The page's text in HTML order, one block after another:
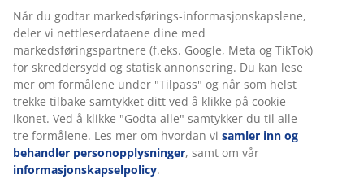
åpen
Når du godtar markedsførings-informasjonskapslene,
deler vi nettleserdataene dine med
markedsføringspartnere (f.eks. Google, Meta og TikTok)
for skreddersydd og statisk annonsering. Du kan lese
mer om formålene under "Tilpass" og når som helst
trekke tilbake samtykket ditt ved å klikke på cookie-
ikonet. Ved å klikke "Godta alle" samtykker du til alle
tre formålene. Les mer om hvordan vi samler inn og
behandler personopplysninger, samt om vår
informasjonskapselpolicy.